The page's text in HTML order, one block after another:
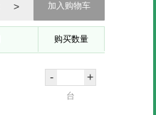
加入购物车
>
购买数量
- +
台